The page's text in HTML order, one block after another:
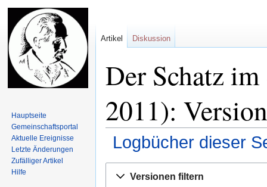
Der Schatz
2011):
Logbücher dieser
Navigation
Suche
Versionen filtern
Artikel Diskussion
Hauptseite
Gemeinschafts­portal
Aktuelle Ereignisse
Letzte Änderungen
Zufälliger Artikel
Hilfe